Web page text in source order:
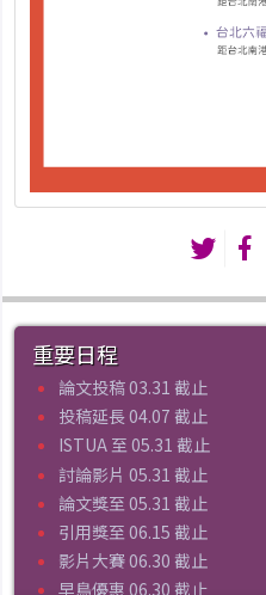
重要日程
論文投稿 03.31 截止
投稿延長 04.07 截止
ISTUA 至 05.31 截止
討論影片 05.31 截止
論文獎至 05.31 截止
引用獎至 06.15 截止
影片大賽 06.30 截止
早鳥優惠 06.30 截止